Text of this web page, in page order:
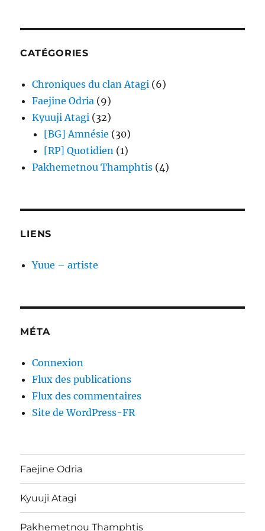
CATÉGORIES
Chroniques du clan Atagi (6)
Faejine Odria (9)
Kyuuji Atagi (32)
[BG] Amnésie (30)
[RP] Quotidien (1)
Pakhemetnou Thamphtis (4)
LIENS
Yuue – artiste
MÉTA
Connexion
Flux des publications
Flux des commentaires
Site de WordPress-FR
Faejine Odria
Kyuuji Atagi
Pakhemetnou Thamphtis